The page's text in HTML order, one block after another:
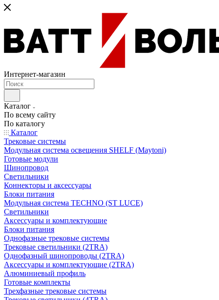
Интернет-магазин
Каталог
По всему сайту
По каталогу
Каталог
Трековые системы
Модульная система освещения SHELF (Maytoni)
Готовые модули
Шинопровод
Светильники
Коннекторы и аксессуары
Блоки питания
Модульная система TECHNO (ST LUCE)
Светильники
Аксессуары и комплектующие
Блоки питания
Однофазные трековые системы
Трековые светильники (2TRA)
Однофазный шинопроводы (2TRA)
Аксессуары и комплектующие (2TRA)
Алюминиевый профиль
Готовые комплекты
Трехфазные трековые системы